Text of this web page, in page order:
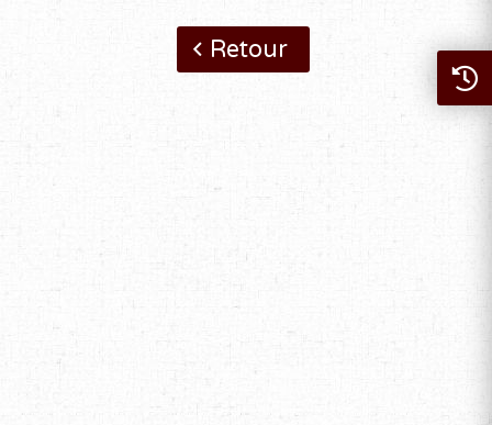
Retour